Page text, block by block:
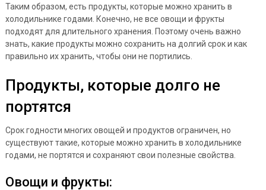
Таким образом, есть продукты, которые можно хранить в
холодильнике годами. Конечно, не все овощи и фрукты
подходят для длительного хранения. Поэтому очень важно
знать, какие продукты можно сохранить на долгий срок и как
правильно их хранить, чтобы они не портились.
Продукты, которые долго не
портятся
Срок годности многих овощей и продуктов ограничен, но
существуют такие, которые можно хранить в холодильнике
годами, не портятся и сохраняют свои полезные свойства.
Овощи и фрукты: